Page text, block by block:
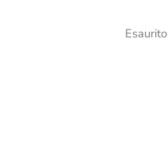
Esaurito